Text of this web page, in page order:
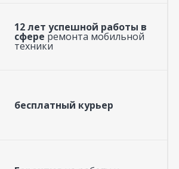
12 лет успешной работы в
сфере ремонта мобильной
техники
бесплатный курьер